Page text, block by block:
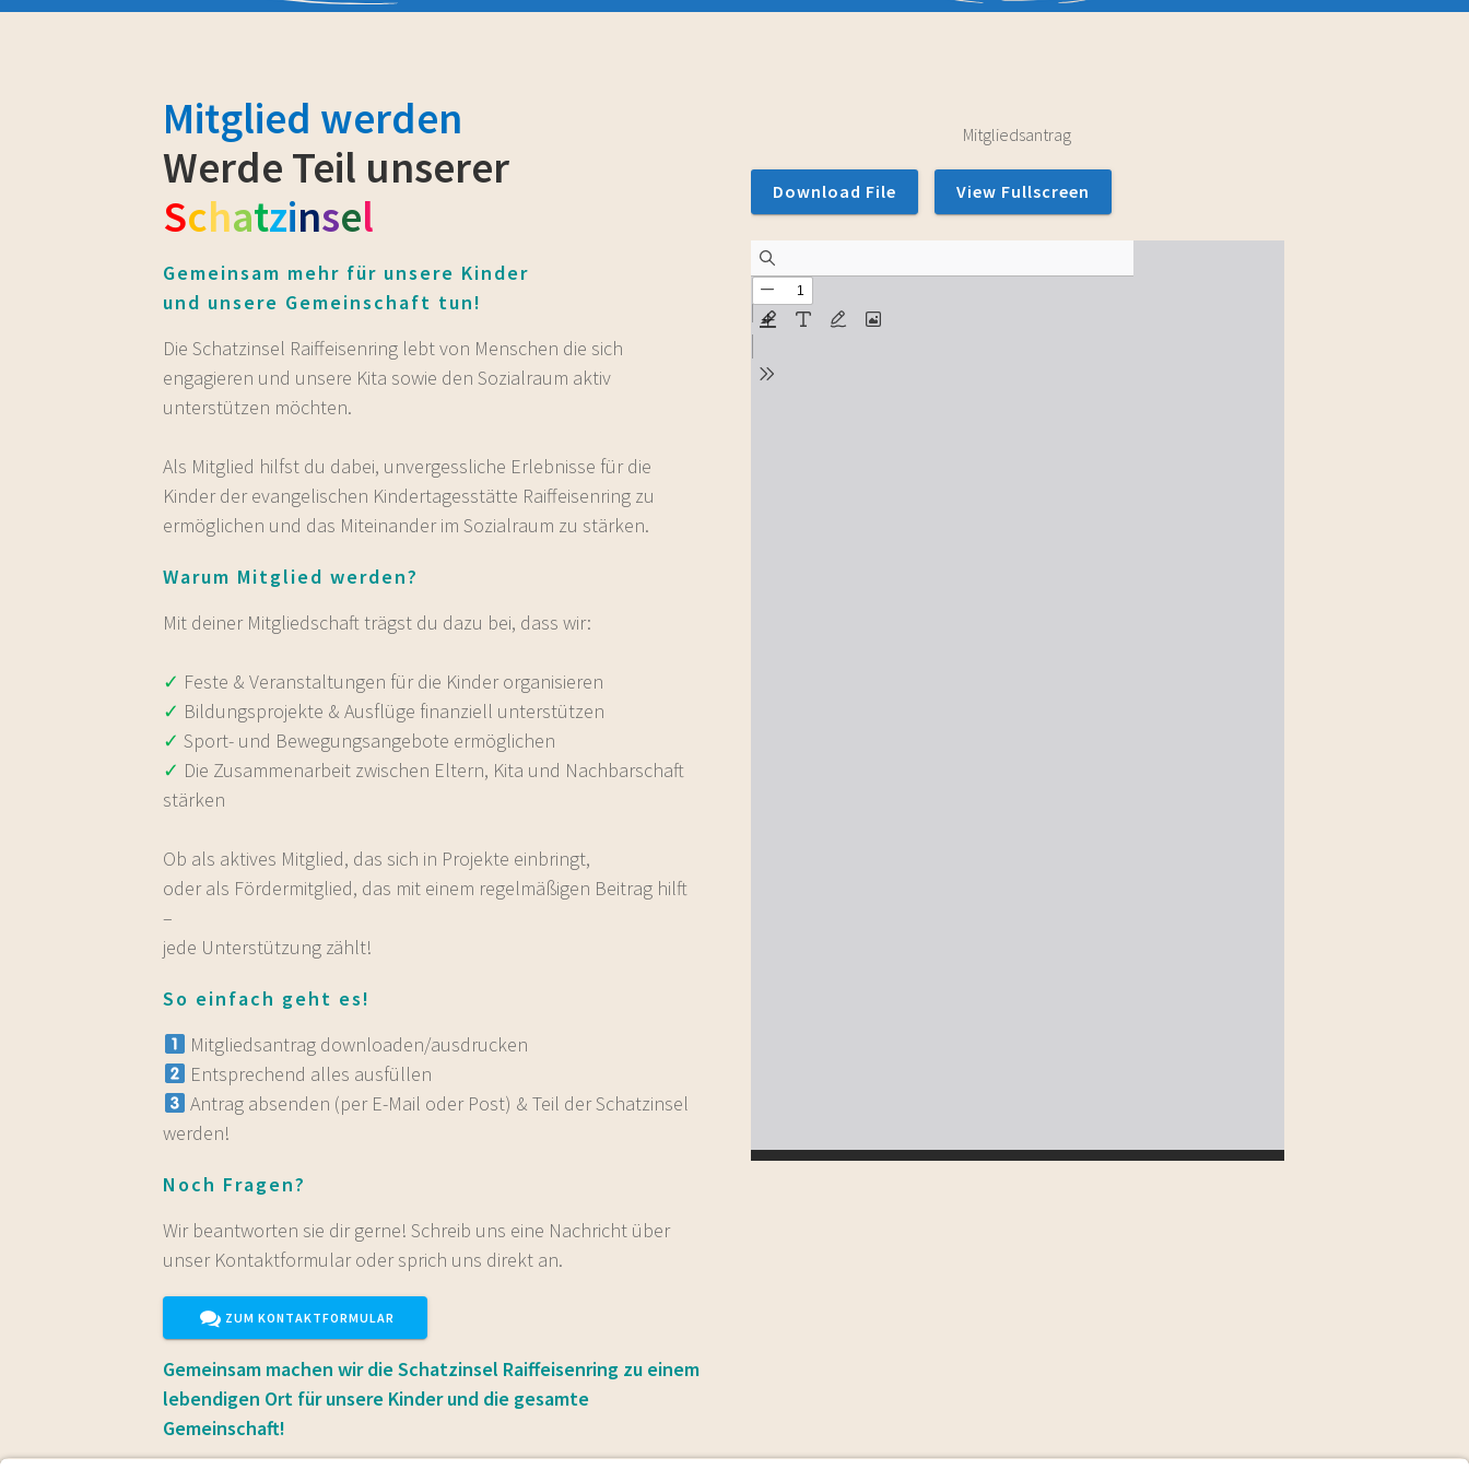
Mitglied werden
Werde Teil unserer
Schatzinsel
Gemeinsam mehr für unsere Kinder
und unsere Gemeinschaft tun!
Die Schatzinsel Raiffeisenring lebt von Menschen die sich
engagieren und unsere Kita sowie den Sozialraum aktiv
unterstützen möchten.
Als Mitglied hilfst du dabei, unvergessliche Erlebnisse für die
Kinder der evangelischen Kindertagesstätte Raiffeisenring zu
ermöglichen und das Miteinander im Sozialraum zu stärken.
Warum Mitglied werden?
Mit deiner Mitgliedschaft trägst du dazu bei, dass wir:
✓ Feste & Veranstaltungen für die Kinder organisieren
✓ Bildungsprojekte & Ausflüge finanziell unterstützen
✓ Sport- und Bewegungsangebote ermöglichen
✓ Die Zusammenarbeit zwischen Eltern, Kita und Nachbarschaft
stärken
Ob als aktives Mitglied, das sich in Projekte einbringt,
oder als Fördermitglied, das mit einem regelmäßigen Beitrag hilft
–
jede Unterstützung zählt!
So einfach geht es!
Mitgliedsantrag downloaden/ausdrucken
Entsprechend alles ausfüllen
Antrag absenden (per E-Mail oder Post) & Teil der Schatzinsel
werden!
Noch Fragen?
Wir beantworten sie dir gerne! Schreib uns eine Nachricht über
unser Kontaktformular oder sprich uns direkt an.
ZUM KONTAKTFORMULAR
Gemeinsam machen wir die Schatzinsel Raiffeisenring zu einem
lebendigen Ort für unsere Kinder und die gesamte
Gemeinschaft!
Mitgliedsantrag
Download File View Fullscreen